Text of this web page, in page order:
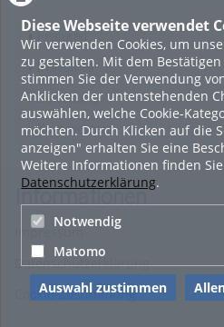
Diese Webseite verwendet
Wir verwenden Cookies, um
zu gestalten. Mit dem
stimmen Sie der Verwendung
Anklicken der untenstehenden
auswählen, welche Cookie-
möchten. Durch Klicken auf die
anzeigen" erhalten Sie eine
Weitere Informationen finden
Datenschutzerklärung.
Notwendig
Matomo
Auswahl zustimmen
Beliebtheit
Bewertung
Kommentare
Informationen
Impressum
Datenschutzerklärung
Cookie-Zustimmung